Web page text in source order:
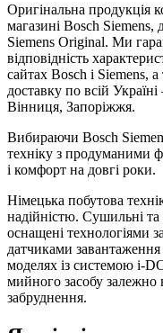
Оригінальна продукція
магазині Bosch Siemens,
Siemens Original. Ми
відповідність
сайтах Bosch і Siemens,
доставку по всій
Вінниця, Запоріжжя.
Вибираючи Bosch
техніку з продуманими
і комфорт на довгі роки.
Німецька побутова
надійністю. Сушильні
оснащені технологіями
датчиками
моделях із системою i-
мийного засобу залежно
забруднення.